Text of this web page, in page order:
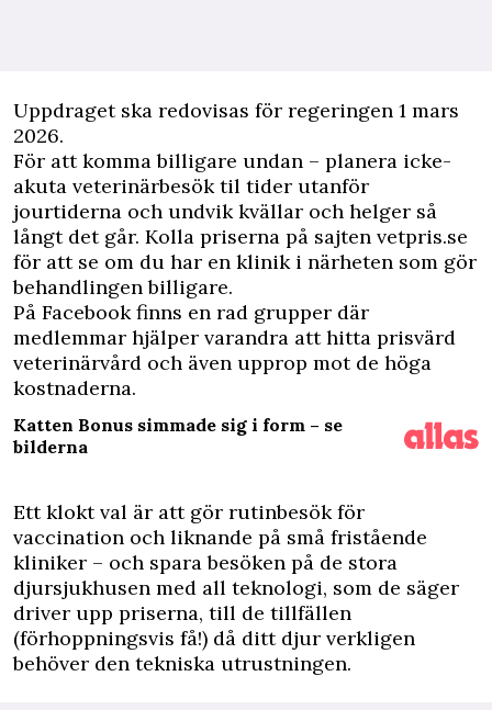
Uppdraget ska redovisas för regeringen 1 mars
2026.
För att komma billigare undan – planera icke-
akuta veterinärbesök til tider utanför
jourtiderna och undvik kvällar och helger så
långt det går. Kolla priserna på sajten vetpris.se
för att se om du har en klinik i närheten som gör
behandlingen billigare.
På Facebook finns en rad grupper där
medlemmar hjälper varandra att hitta prisvärd
veterinärvård och även upprop mot de höga
kostnaderna.
Katten Bonus simmade sig i form – se
bilderna
Ett klokt val är att gör rutinbesök för
vaccination och liknande på små fristående
kliniker – och spara besöken på de stora
djursjukhusen med all teknologi, som de säger
driver upp priserna, till de tillfällen
(förhoppningsvis få!) då ditt djur verkligen
behöver den tekniska utrustningen.